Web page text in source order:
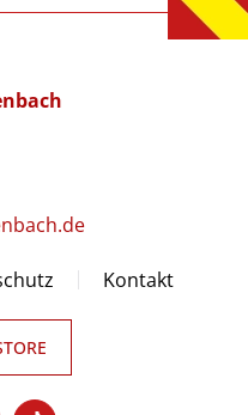
Kontakt